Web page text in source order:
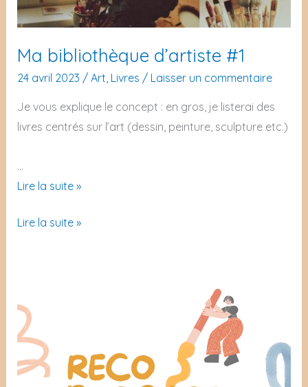
Ma bibliothèque d’artiste #1
24 avril 2023 / Art Livres / Laisser un commentaire
Je vous explique le concept : en gros, je listerai des
livres centrés sur l’art (dessin, peinture, sculpture etc.)
…
Ma
d’artiste
Lire la suite »
Ma
Lire la suite »